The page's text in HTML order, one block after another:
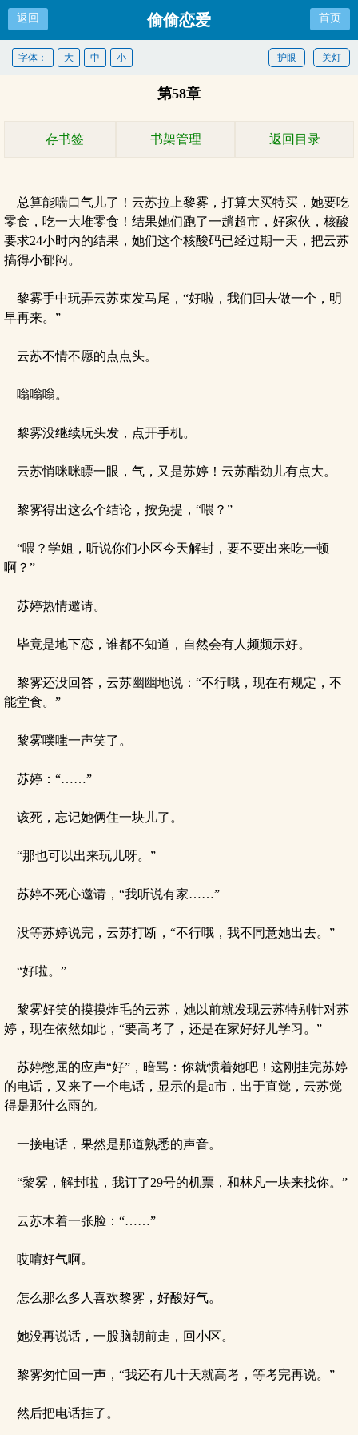
返回 偷偷恋爱 首页
关灯
护眼
字体： 大 中 小
第58章
存书签 书架管理 返回目录
总算能喘口气儿了！云苏拉上黎雾，打算大买特买，她要吃
零食，吃一大堆零食！结果她们跑了一趟超市，好家伙，核酸
要求24小时内的结果，她们这个核酸码已经过期一天，把云苏
搞得小郁闷。
黎雾手中玩弄云苏束发马尾，“好啦，我们回去做一个，明
早再来。”
云苏不情不愿的点点头。
嗡嗡嗡。
黎雾没继续玩头发，点开手机。
云苏悄咪咪瞟一眼，气，又是苏婷！云苏醋劲儿有点大。
黎雾得出这么个结论，按免提，“喂？”
“喂？学姐，听说你们小区今天解封，要不要出来吃一顿
啊？”
苏婷热情邀请。
毕竟是地下恋，谁都不知道，自然会有人频频示好。
黎雾还没回答，云苏幽幽地说：“不行哦，现在有规定，不
能堂食。”
黎雾噗嗤一声笑了。
苏婷：“……”
该死，忘记她俩住一块儿了。
“那也可以出来玩儿呀。”
苏婷不死心邀请，“我听说有家……”
没等苏婷说完，云苏打断，“不行哦，我不同意她出去。”
“好啦。”
黎雾好笑的摸摸炸毛的云苏，她以前就发现云苏特别针对苏
婷，现在依然如此，“要高考了，还是在家好好儿学习。”
苏婷憋屈的应声“好”，暗骂：你就惯着她吧！这刚挂完苏婷
的电话，又来了一个电话，显示的是a市，出于直觉，云苏觉
得是那什么雨的。
一接电话，果然是那道熟悉的声音。
“黎雾，解封啦，我订了29号的机票，和林凡一块来找你。”
云苏木着一张脸：“……”
哎唷好气啊。
怎么那么多人喜欢黎雾，好酸好气。
她没再说话，一股脑朝前走，回小区。
黎雾匆忙回一声，“我还有几十天就高考，等考完再说。”
然后把电话挂了。